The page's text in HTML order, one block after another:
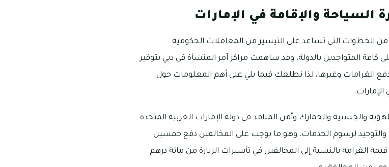
السياحة والإقامة في الإمارات
الخطوات التي تساعد على التيسير من المعاملات الحكومية
كافة المتواجدين بالدولة، وقد ساهمت مراكز آمر المنشأة في دبي بتوفير
الغرامات وغيرها، لذا نطلعك فيما يلي على أهم المعلومات حول
والجنسية والجمارك وأمن المنافذ في دولة الإمارات العربية المتحدة
لرسوم الخدمات، وهو ما يوجب على المخالفين دفع خمسين
الغرامة بالنسبة إلى المخالفين في تأشيرات الزيارة من مائة درهم